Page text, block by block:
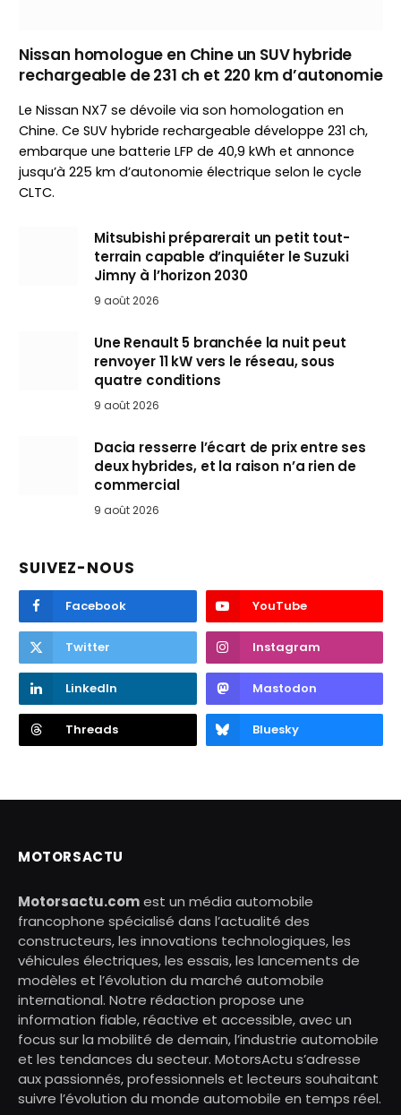
Nissan homologue en Chine un SUV hybride
rechargeable de 231 ch et 220 km d’autonomie
Le Nissan NX7 se dévoile via son homologation en
Chine. Ce SUV hybride rechargeable développe 231 ch,
embarque une batterie LFP de 40,9 kWh et annonce
jusqu’à 225 km d’autonomie électrique selon le cycle
CLTC.
Mitsubishi préparerait un petit tout-
terrain capable d’inquiéter le Suzuki
Jimny à l’horizon 2030
9 août 2026
Une Renault 5 branchée la nuit peut
renvoyer 11 kW vers le réseau, sous
quatre conditions
9 août 2026
Dacia resserre l’écart de prix entre ses
deux hybrides, et la raison n’a rien de
commercial
9 août 2026
SUIVEZ-NOUS
Facebook YouTube
Twitter Instagram
LinkedIn Mastodon
Threads Bluesky
MOTORSACTU
Motorsactu.comest un média automobile
francophone spécialisé dans l’actualité des
constructeurs, les innovations technologiques, les
véhicules électriques, les essais, les lancements de
modèles et l’évolution du marché automobile
international. Notre rédaction propose une
information fiable, réactive et accessible, avec un
focus sur la mobilité de demain, l’industrie automobile
et les tendances du secteur. MotorsActu s’adresse
aux passionnés, professionnels et lecteurs souhaitant
suivre l’évolution du monde automobile en temps réel.